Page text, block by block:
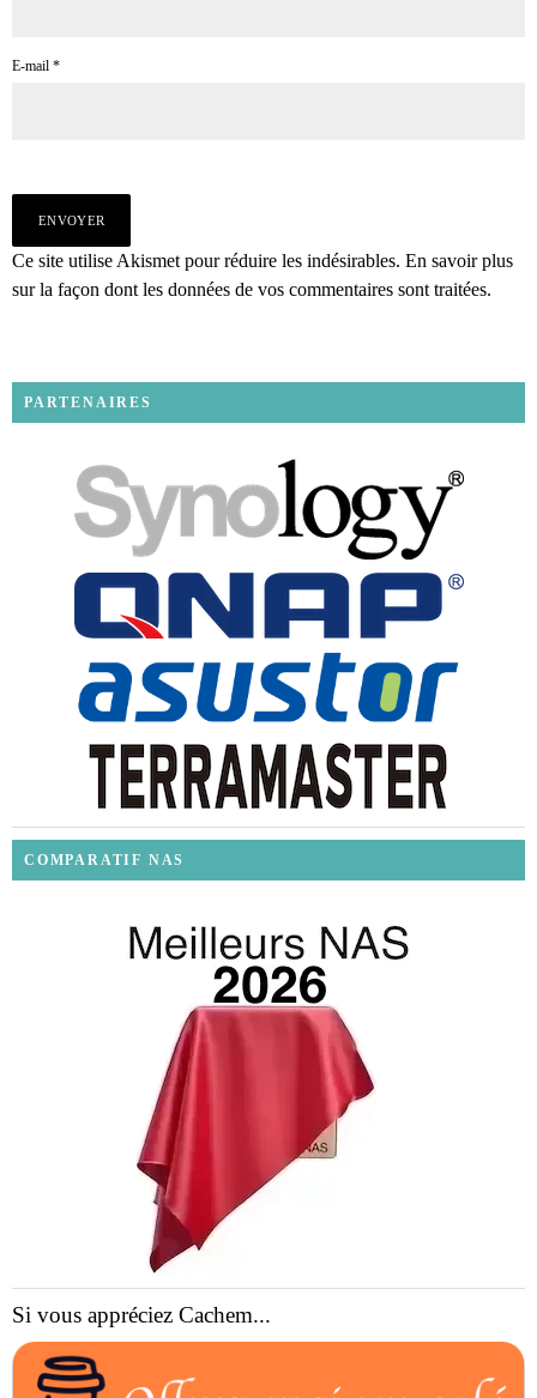
E-mail *
Ce site utilise Akismet pour réduire les indésirables. En savoir plus
sur la façon dont les données de vos commentaires sont traitées.
PARTENAIRES
COMPARATIF NAS
Si vous appréciez Cachem...